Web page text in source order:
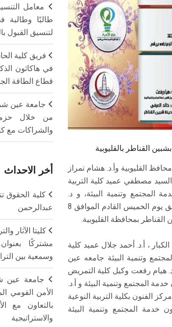
القناطر بالقليوبية
القليوبية وأ.د. هشام تمراز
مصطفي عميد كلية التربية
المجتمع وتنمية البيئة، و د.
عبدالرحمن شوقي محمد مدير وحدة محو الامية ومنسق محو الامية بالكلية، تنطلق يوم الخميس القادم الموافق 8
القناطر بمحافظة القليوبية.
، أ.د. أحمد جلال عميد كلية
وتنمية البيئة جامعه عين
هيام رفعت وكيل كلية التمريض
المجتمع وتنمية البيئة و أ.د.
الفنون بكلية التربية النوعية
المجتمع وتنمية البيئة
طالبًا وطالبة
لتنسيق القبول
فريق كلية
في هاكاثون
قطاع الطاقة
جامعة عين
من خلال حزمة
والشراكات مع
أخر الاحداث
كلية الحقوق
عبدالرحمن
كليتا الآثار
مشتركًا
وسمعية بين
جامعة عين
الأمن القومي
بالتعاون مع
والاستراتيجية